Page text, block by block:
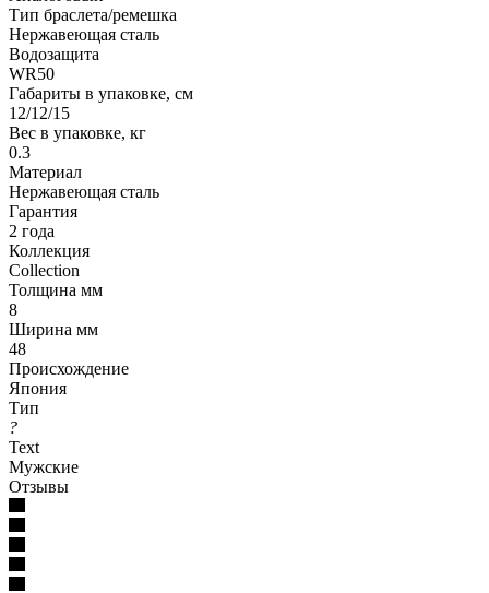
Тип браслета/ремешка
Нержавеющая сталь
Водозащита
WR50
Габариты в упаковке, см
12/12/15
Вес в упаковке, кг
0.3
Материал
Нержавеющая сталь
Гарантия
2 года
Коллекция
Collection
Толщина мм
8
Ширина мм
48
Происхождение
Япония
Тип
?
Text
Мужские
Отзывы